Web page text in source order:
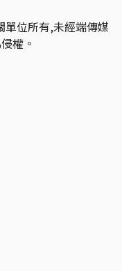
單位所有,未經端傳媒
權。